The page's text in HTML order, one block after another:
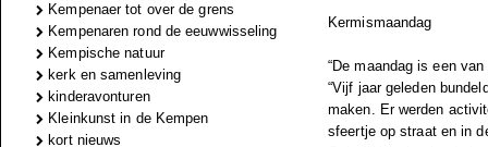
Kempenaer tot over de grens
Kempenaren rond de eeuwwisseling
Kempische natuur
kerk en samenleving
kinderavonturen
Kleinkunst in de Kempen
kort nieuws
Kermismaandag
“De maandag is een
“Vijf jaar geleden
maken. Er werden
sfeertje op straat en in